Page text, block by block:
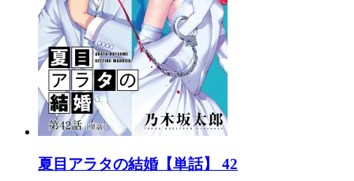
夏目アラタの結婚【単話】 42